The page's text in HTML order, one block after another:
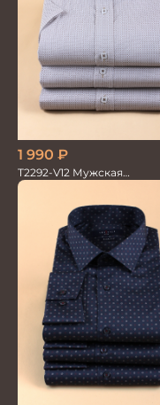
1 990 ₽
T2292-V12 Мужская
текстильная рубашка /